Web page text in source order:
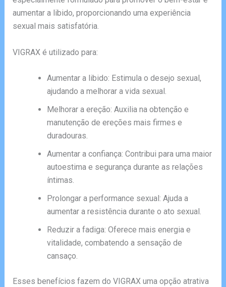
aumentar a libido, proporcionando uma experiência
sexual mais satisfatória.
VIGRAX é utilizado para:
Aumentar a libido: Estimula o desejo sexual,
ajudando a melhorar a vida sexual.
Melhorar a ereção: Auxilia na obtenção e
manutenção de ereções mais firmes e
duradouras.
Aumentar a confiança: Contribui para uma maior
autoestima e segurança durante as relações
íntimas.
Prolongar a performance sexual: Ajuda a
aumentar a resistência durante o ato sexual.
Reduzir a fadiga: Oferece mais energia e
vitalidade, combatendo a sensação de
cansaço.
Esses benefícios fazem do VIGRAX uma opção atrativa